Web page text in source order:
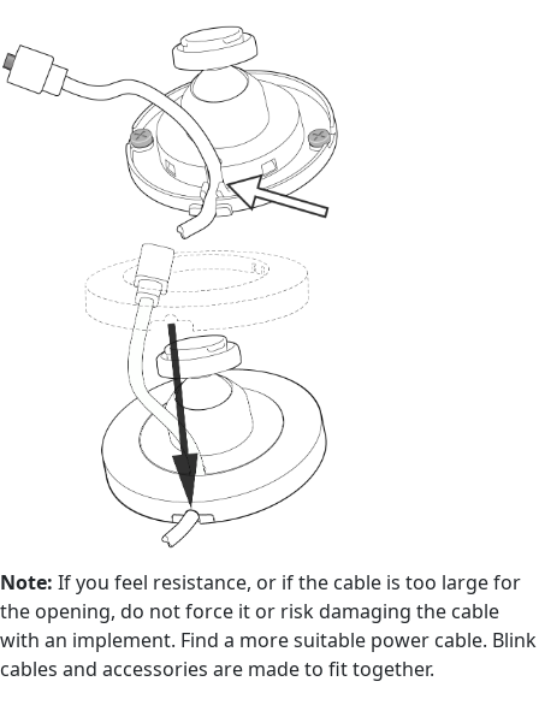
Note: If you feel resistance, or if the cable is too large for
the opening, do not force it or risk damaging the cable
with an implement. Find a more suitable power cable. Blink
cables and accessories are made to fit together.